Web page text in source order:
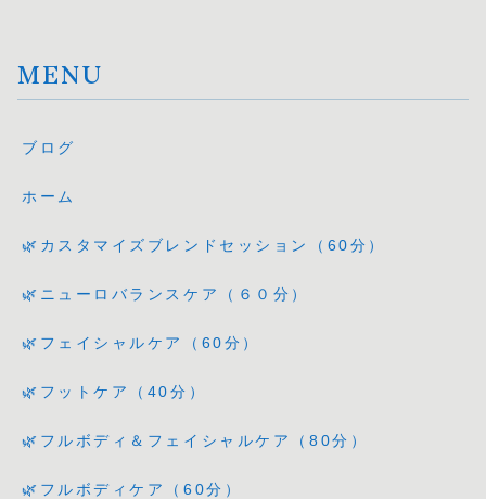
MENU
ブログ
ホーム
🌿カスタマイズブレンドセッション（60分）
🌿ニューロバランスケア（６０分）
🌿フェイシャルケア（60分）
🌿フットケア（40分）
🌿フルボディ＆フェイシャルケア（80分）
🌿フルボディケア（60分）